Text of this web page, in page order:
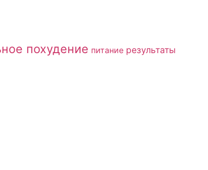
похудение питание результаты